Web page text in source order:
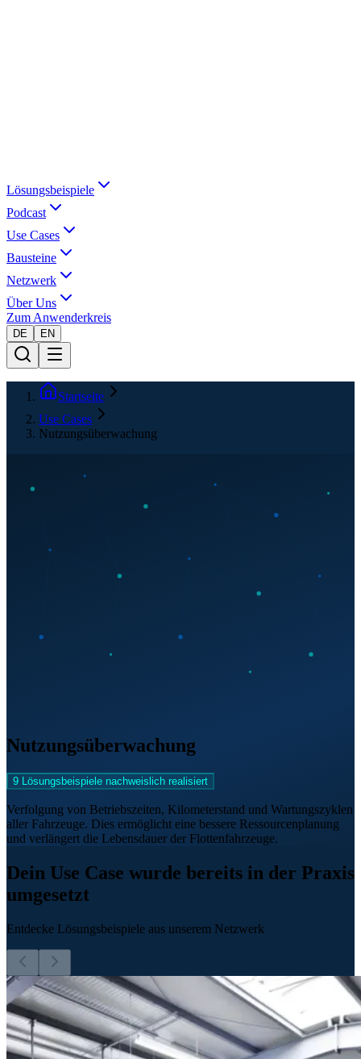
Lösungsbeispiele
Podcast
Use Cases
Bausteine
Netzwerk
Über Uns
Zum Anwenderkreis
DE EN
Startseite
Use Cases
Nutzungsüberwachung
Nutzungsüberwachung
9 Lösungsbeispiele nachweislich realisiert
Verfolgung von Betriebszeiten, Kilometerstand und Wartungszyklen
aller Fahrzeuge. Dies ermöglicht eine bessere Ressourcenplanung
und verlängert die Lebensdauer der Flottenfahrzeuge.
Dein Use Case wurde bereits in der Praxis
umgesetzt
Entdecke Lösungsbeispiele aus unserem Netzwerk